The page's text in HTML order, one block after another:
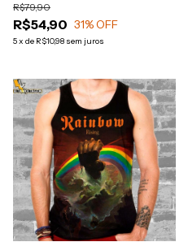
R$54,90
R$79,90
31% OFF
5x de R$10,98 sem juros